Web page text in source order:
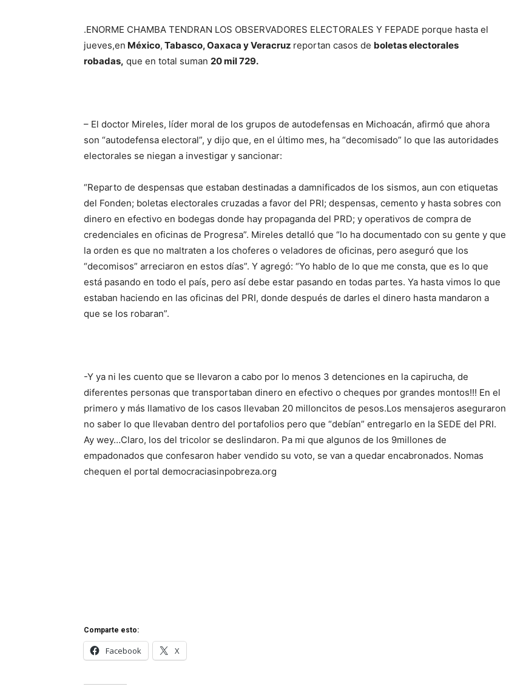
.ENORME CHAMBA TENDRAN LOS OBSERVADORES ELECTORALES Y FEPADE porque hasta el
jueves,en México, Tabasco, Oaxaca y Veracruz reportan casos de boletas electorales
robadas, que en total suman 20 mil 729.
– El doctor Mireles, líder moral de los grupos de autodefensas en Michoacán, afirmó que ahora
son “autodefensa electoral”, y dijo que, en el último mes, ha “decomisado” lo que las autoridades
electorales se niegan a investigar y sancionar:
“Reparto de despensas que estaban destinadas a damnificados de los sismos, aun con etiquetas
del Fonden; boletas electorales cruzadas a favor del PRI; despensas, cemento y hasta sobres con
dinero en efectivo en bodegas donde hay propaganda del PRD; y operativos de compra de
credenciales en oficinas de Progresa”. Mireles detalló que “lo ha documentado con su gente y que
la orden es que no maltraten a los choferes o veladores de oficinas, pero aseguró que los
“decomisos” arreciaron en estos días”. Y agregó: “Yo hablo de lo que me consta, que es lo que
está pasando en todo el país, pero así debe estar pasando en todas partes. Ya hasta vimos lo que
estaban haciendo en las oficinas del PRI, donde después de darles el dinero hasta mandaron a
que se los robaran”.
-Y ya ni les cuento que se llevaron a cabo por lo menos 3 detenciones en la capirucha, de
diferentes personas que transportaban dinero en efectivo o cheques por grandes montos!!! En el
primero y más llamativo de los casos llevaban 20 milloncitos de pesos.Los mensajeros aseguraron
no saber lo que llevaban dentro del portafolios pero que “debían” entregarlo en la SEDE del PRI.
Ay wey…Claro, los del tricolor se deslindaron. Pa mi que algunos de los 9millones de
empadonados que confesaron haber vendido su voto, se van a quedar encabronados. Nomas
chequen el portal democraciasinpobreza.org
Comparte esto:
Facebook X